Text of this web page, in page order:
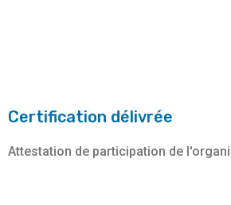
Certification délivrée
Attestation de participation de